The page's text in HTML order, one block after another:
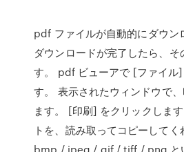
pdf ファイルが自動的にダウン
ダウンロードが完了したら、そ
す。 pdf ビューアで [ファイル
す。 表示されたウィンドウで
ます。 [印刷] をクリックしま
トを、読み取ってコピーしてく
bmp / jpeg / gif / tiff / png と